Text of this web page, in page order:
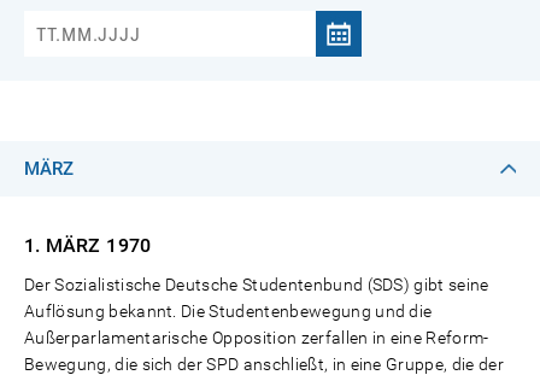
MÄRZ
1. MÄRZ 1970
Der Sozialistische Deutsche Studentenbund (SDS) gibt seine
Auflösung bekannt. Die Studentenbewegung und die
Außerparlamentarische Opposition zerfallen in eine Reform-
Bewegung, die sich der SPD anschließt, in eine Gruppe, die der